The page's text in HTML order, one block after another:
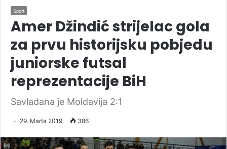
Sport
Amer Džindić strijelac gola
za prvu historijsku pobjedu
juniorske futsal
reprezentacije BiH
Savladana je Moldavija 2:1
29. Marta 2019. 386